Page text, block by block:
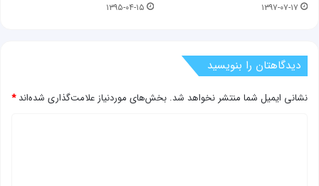
۱۳۹۷-۰۷-۱۷ ۱۳۹۵-۰۴-۱۵
دیدگاهتان را بنویسید
نشانی ایمیل شما منتشر نخواهد شد. بخش‌های موردنیاز علامت‌گذاری شده‌اند*